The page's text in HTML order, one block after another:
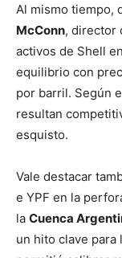
Al mismo tiempo,
McConn, director
activos de Shell
equilibrio con
por barril. Según
resultan
esquisto.
Vale destacar
e YPF en la
la Cuenca
un hito clave para